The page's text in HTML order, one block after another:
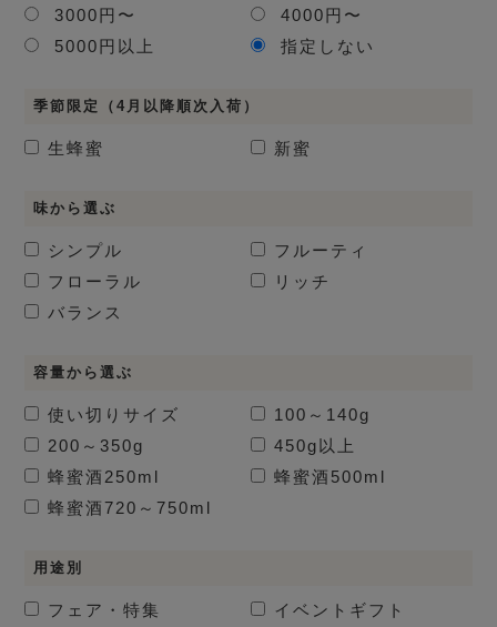
3000円〜
4000円〜
5000円以上
指定しない
季節限定（4月以降順次入荷）
生蜂蜜 新蜜
味から選ぶ
シンプル
フルーティ
フローラル
リッチ
バランス
容量から選ぶ
使い切りサイズ
100～140g
200～350g
450g以上
蜂蜜酒 250ml 蜂蜜酒 500ml
蜂蜜酒720～750ml
用途別
フェア・特集
イベントギフト